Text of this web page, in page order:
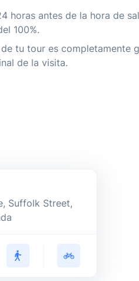
horas antes de la hora de
100%.
tu tour es
de la visita.
Suffolk Street,